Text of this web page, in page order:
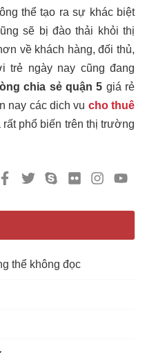
thể tạo ra sự khác biệt
sẽ bị đào thải khỏi thị
về khách hàng, đối thủ,
trẻ ngày nay cũng đang
chia sẻ quận 5 giá rẻ
nay các dich vu cho thuê
rất phổ biến trên thị trường
thể không đọc